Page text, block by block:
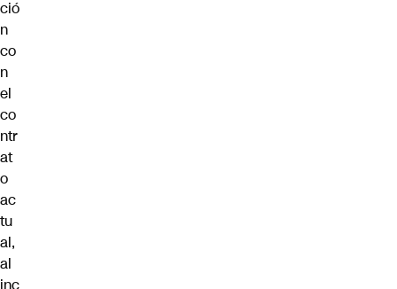
ció
n
co
n
el
co
ntr
at
o
ac
tu
al,
al
inc